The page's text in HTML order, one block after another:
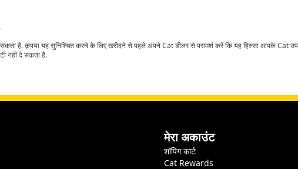
है. कृपया यह सुनिश्चित करने के लिए खरीदने से पहले अपने Cat डीलर से परामर्श करें कि यह हिस्सा आपके Cat
नहीं दे सकता है.
मेरा अकाउंट
शॉपिंग कार्ट
Cat Rewards